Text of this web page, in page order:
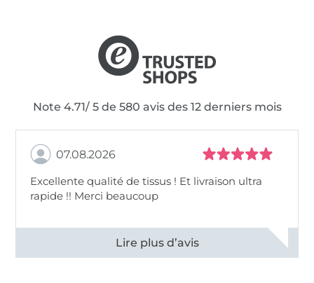
Note 4.71/ 5 de 580 avis des 12 derniers mois
07.08.2026
Excellente qualité de tissus ! Et livraison ultra
rapide !! Merci beaucoup
Voir tous les 11497 commentaires